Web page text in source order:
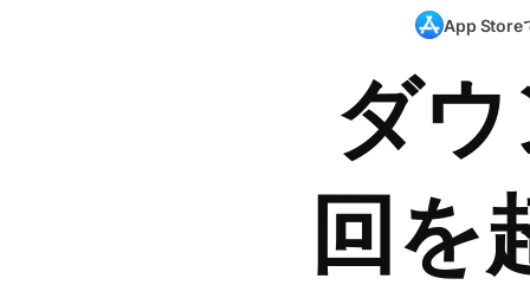
App Store
ダ
回を